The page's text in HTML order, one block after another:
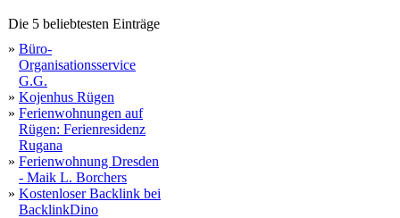
Die 5 beliebtesten Einträge
» Büro-
Organisationsservice
G.G.
» Kojenhus Rügen
» Ferienwohnungen auf
Rügen: Ferienresidenz
Rugana
» Ferienwohnung Dresden
- Maik L. Borchers
» Kostenloser Backlink bei
BacklinkDino